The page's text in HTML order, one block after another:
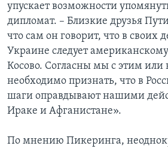
упускает возможности
дипломат. – Близкие друзья
что сам он говорит, что в своих
Украине следует
Косово. Согласны мы с этим или
необходимо признать, что в
шаги оправдывают нашими
Ираке и Афганистане».
По мнению Пикеринга,